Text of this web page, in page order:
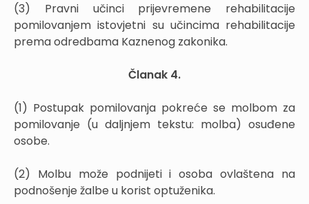
(3) Pravni učinci prijevremene rehabilitacije
pomilovanjem istovjetni su učincima rehabilitacije
prema odredbama Kaznenog zakonika.
Članak 4.
(1) Postupak pomilovanja pokreće se molbom za
pomilovanje (u daljnjem tekstu: molba) osuđene
osobe.
(2) Molbu može podnijeti i osoba ovlaštena na
podnošenje žalbe u korist optuženika.